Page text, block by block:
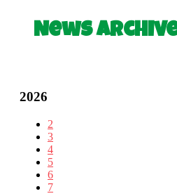
News
2026
2
3
4
5
6
7